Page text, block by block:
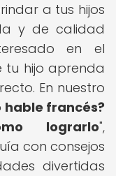
a tus hijos
y de calidad
en el
tu hijo aprenda
En nuestro
hable francés?
lograrlo",
con consejos
divertidas